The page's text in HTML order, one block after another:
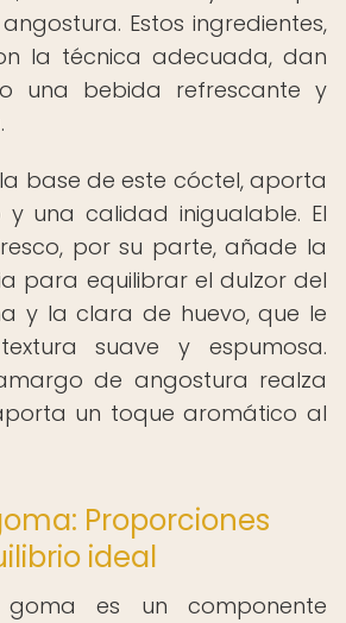
Estos ingredientes,
la técnica adecuada, dan
una bebida refrescante y
la base de este cóctel, aporta
una calidad inigualable. El
por su parte, añade la
para equilibrar el dulzor del
y la clara de huevo, que le
suave y espumosa.
de angostura realza
un toque aromático al
Proporciones
ideal
es un componente